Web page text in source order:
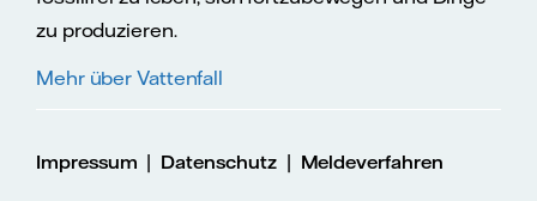
zu produzieren.
Mehr über Vattenfall
Impressum | Datenschutz| Meldeverfahren